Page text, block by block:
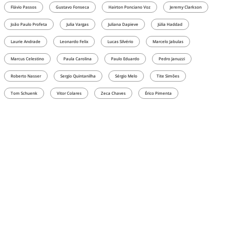
Flávio Passos Gustavo Fonseca Hairton Ponciano Voz Jeremy Clarkson
João Paulo Profeta Julia Vargas Juliana Dapieve Júlia Haddad
Laurie Andrade Leonardo Felix Lucas Silvério Marcelo Jabulas
Marcus Celestino Paula Carolina Paulo Eduardo Pedro Januzzi
Roberto Nasser Sergio Quintanilha Sérgio Melo Tite Simões
Tom Schuenk Vitor Colares Zeca Chaves Érico Pimenta